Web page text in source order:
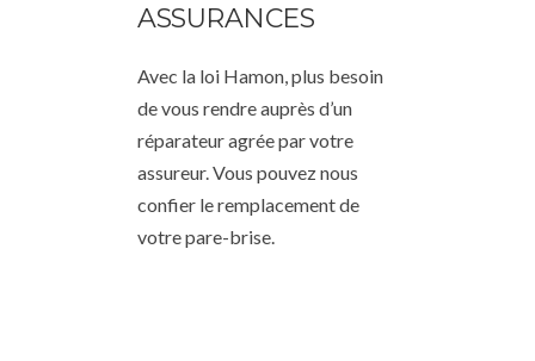
ASSURANCES
Avec la loi Hamon, plus besoin
de vous rendre auprès d’un
réparateur agrée par votre
assureur. Vous pouvez nous
confier le remplacement de
votre pare-brise.